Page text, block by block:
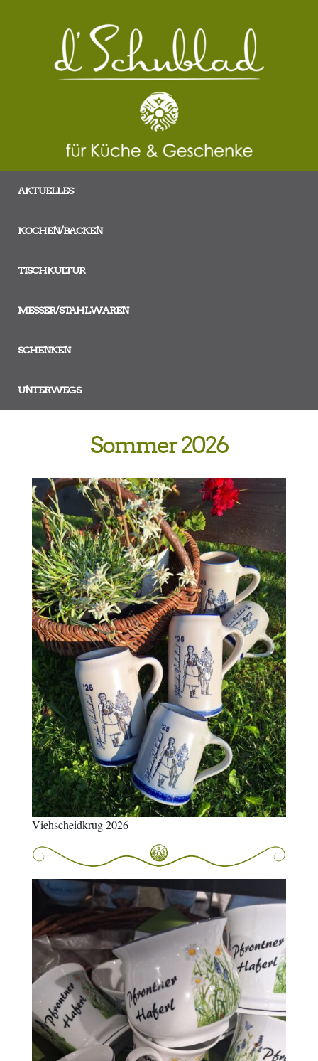
AKTUELLES
KOCHEN/BACKEN
TISCHKULTUR
MESSER/STAHLWAREN
SCHENKEN
UNTERWEGS
Sommer 2026
Viehscheidkrug 2026